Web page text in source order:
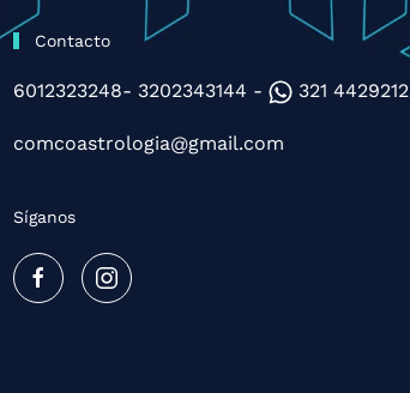
Contacto
6012323248- 3202343144 - 321 4429212
comcoastrologia@gmail.com
Síganos